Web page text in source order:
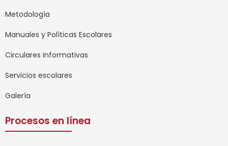
Metodología
Manuales y Políticas Escolares
Circulares informativas
Servicios escolares
Galería
Procesos en línea